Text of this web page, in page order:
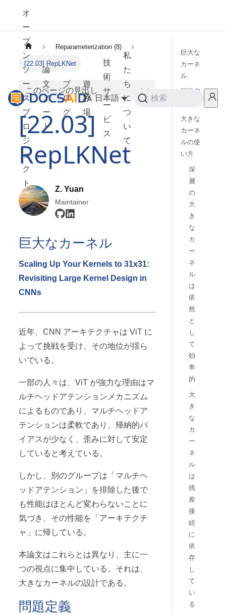
オ
ー
プ
ン
ソ
ー
ス
プ
ロ
ジ
ェ
ク
ト
論
文
ノ
ー
ト
ブ
ロ
グ
遊
び
場
技
術
サ
ー
ビ
ス
私
た
ち
に
つ
い
て
日本語 検索
Reparameterization (8)
[22.03] RepLKNet
このページの見出し
[22.03]
RepLKNet
Z. Yuan
Maintainer
巨大なカーネル
Scaling Up Your Kernels to 31x31:
Revisiting Large Kernel Design in
CNNs
近年、CNN アーキテクチャは ViT に
よって挑戦を受け、その地位が揺ら
いでいる。
一部の人々は、ViT が強力な理由はマ
ルチヘッドアテンションメカニズム
によるものであり、マルチヘッドア
テンションは柔軟であり、帰納的バ
イアスが少なく、歪みに対して安定
していると考えている。
しかし、別のグループは「マルチヘ
ッドアテンション」を排除した後で
も性能はほとんど変わらないことに
気づき、その性能を「アーキテクチ
ャ」に帰している。
本論文はこれらとは異なり、主に一
つの視点に集中している。それは、
大きなカーネルの設計である。
問題定義
巨大な
カーネ
ル
問題定
大きな
カーネ
ルの使
い方
深
層
の
大
き
な
カ
ー
ネ
ル
は
依
然
と
し
て
効
率
的
大
き
な
カ
ー
ネ
ル
は
残
差
接
続
に
依
存
し
て
い
る